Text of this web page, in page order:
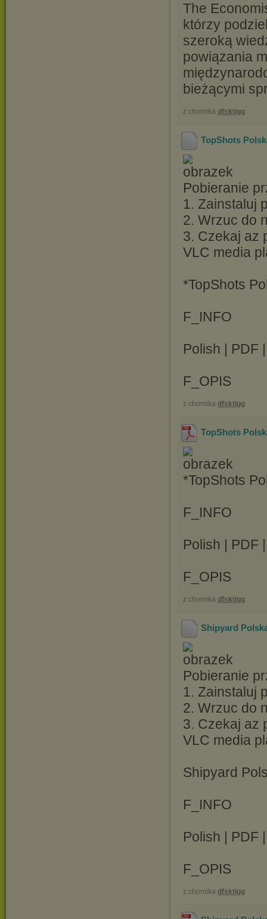
The
którzy
szeroką
powiązania
bieżącymi
z chomika dfsktigg
TopShots
Pobieranie
1. Zainstaluj
2. Wrzuc do
3. Czekaj az
VLC media
*TopShots
F_INFO
Polish | PDF
F_OPIS
z chomika dfsktigg
TopShots
*TopShots
F_INFO
Polish | PDF
F_OPIS
z chomika dfsktigg
Shipyard
Pobieranie
1. Zainstaluj
2. Wrzuc do
3. Czekaj az
VLC media
Shipyard
F_INFO
Polish | PDF
F_OPIS
z chomika dfsktigg